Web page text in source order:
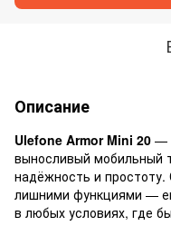
Описание
Ulefone Armor Mini 20 —
выносливый мобильный
надёжность и простоту.
лишними функциями —
в любых условиях, где